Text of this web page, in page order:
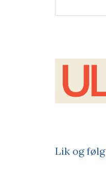
Lik og følg